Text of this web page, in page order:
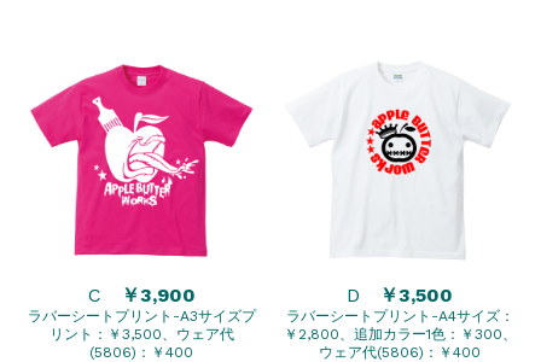
C ￥3,900
ラバーシートプリント-A3サイズプ
リント：￥3,500、ウェア代
(5806)：￥400
D ￥3,500
ラバーシートプリント-A4サイズ：
￥2,800、追加カラー1色：￥300、
ウェア代(5806)：￥400